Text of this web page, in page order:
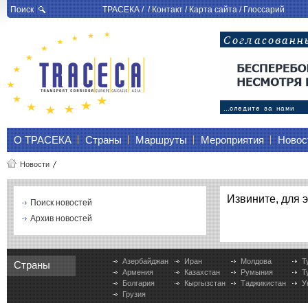
Поиск ТРАСЕКА/ /Контакт/Карта сайта/Глоссарий
О ТРАСЕКА Страны Маршруты Мероприятия
Новости
Поиск новостей
Архив новостей
Извините, для
Страны
Азербайджан
Армения
Болгария
Грузия
Иран
Казахстан
Кыргызстан
Молдова
Румыния
Таджикистан